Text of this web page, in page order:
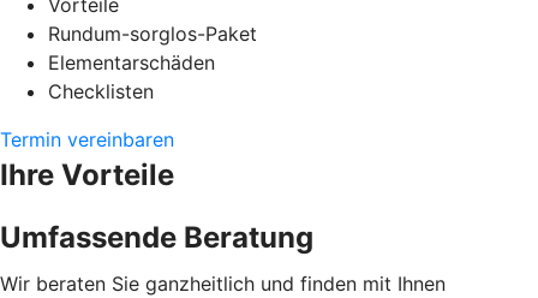
Rundum-sorglos-Paket
Elementarschäden
Checklisten
Termin vereinbaren
Ihre Vorteile
Umfassende Beratung
Wir beraten Sie ganzheitlich und finden mit Ihnen